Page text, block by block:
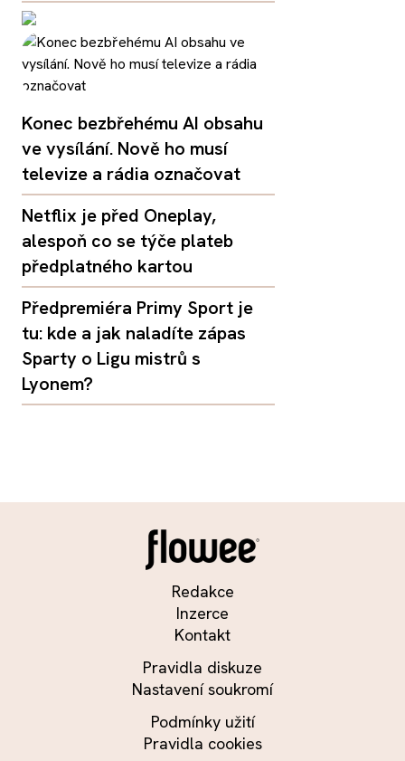
Konec bezbřehému AI obsahu
ve vysílání. Nově ho musí
televize a rádia označovat
Netflix je před Oneplay,
alespoň co se týče plateb
předplatného kartou
Předpremiéra Primy Sport je
tu: kde a jak naladíte zápas
Sparty o Ligu mistrů s
Lyonem?
Redakce
Inzerce
Kontakt
Pravidla diskuze
Nastavení soukromí
Podmínky užití
Pravidla cookies